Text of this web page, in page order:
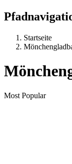
Startseite
Most Popular